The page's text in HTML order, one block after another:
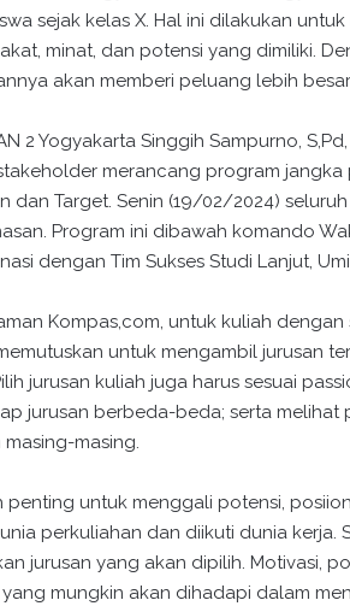
sejak kelas X. Hal ini dilakukan
minat, dan potensi yang dimiliki.
akan memberi peluang lebih
2 Yogyakarta Singgih Sampurno,
merancang program
dan Target. Senin (19/02/2024)
Program ini dibawah komando
dengan Tim Sukses Studi Lanjut,
Kompas,com, untuk kuliah
untuk mengambil jurusan
jurusan kuliah juga harus sesuai
jurusan berbeda-beda; serta
masing.
penting untuk menggali potensi,
perkuliahan dan diikuti dunia
jurusan yang akan dipilih. Motivasi,
mungkin akan dihadapi dalam